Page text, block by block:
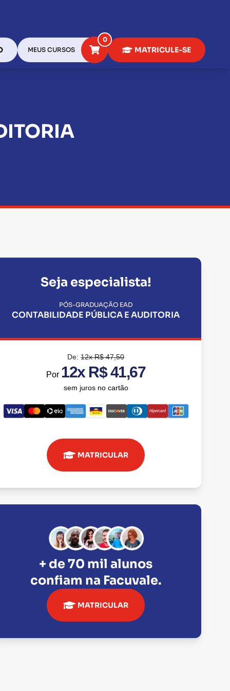
MEUS CURSOS
0
MATRICULE-SE
Seja especialista!
PÓS-GRADUAÇÃO EAD
CONTABILIDADE PÚBLICA E AUDITORIA
De:12x R$ 47,50
Por 12x R$ 41,67
sem juros no cartão
MATRICULAR
+ de 70 mil alunos
confiam na Facuvale.
MATRICULAR